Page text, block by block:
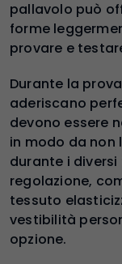
pallavolo può
forme
provare e
Durante la
aderiscano
devono essere
in modo da non
durante i
regolazione,
tessuto
vestibilità
opzione.